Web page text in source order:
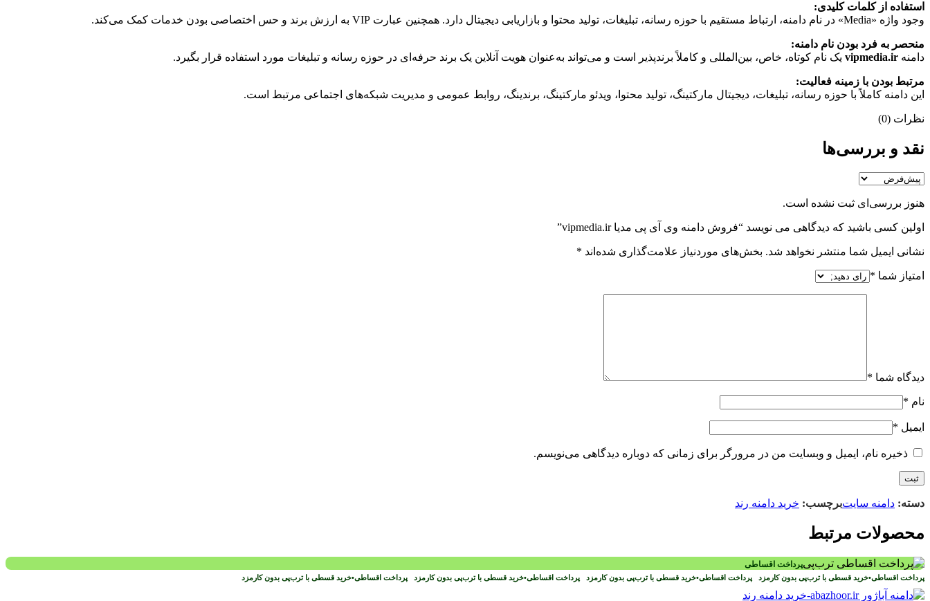
استفاده از کلمات کلیدی:
وجود واژه «Media» در نام دامنه، ارتباط مستقیم با حوزه رسانه، تبلیغات، تولید محتوا و بازاریابی دیجیتال دارد. همچنین عبارت VIP به ارزش برند و حس اختصاصی بودن خدمات کمک می‌کند.
منحصر به فرد بودن نام دامنه:
دامنه vipmedia.ir یک نام کوتاه، خاص، بین‌المللی و کاملاً برندپذیر است و می‌تواند به‌عنوان هویت آنلاین یک برند حرفه‌ای در حوزه رسانه و تبلیغات مورد استفاده قرار بگیرد.
مرتبط بودن با زمینه فعالیت:
این دامنه کاملاً با حوزه رسانه، تبلیغات، دیجیتال مارکتینگ، تولید محتوا، ویدئو مارکتینگ، برندینگ، روابط عمومی و مدیریت شبکه‌های اجتماعی مرتبط است.
نظرات (0)
نقد و بررسی‌ها
هنوز بررسی‌ای ثبت نشده است.
اولین کسی باشید که دیدگاهی می نویسد “فروش دامنه وی آی پی مدیا vipmedia.ir”
نشانی ایمیل شما منتشر نخواهد شد. بخش‌های موردنیاز علامت‌گذاری شده‌اند *
امتیاز شما *
دیدگاه شما *
نام *
ایمیل *
ذخیره نام، ایمیل و وبسایت من در مرورگر برای زمانی که دوباره دیدگاهی می‌نویسم.
دسته: دامنه سایتبرچسب: خرید دامنه رند
محصولات مرتبط
پرداخت اقساطی
پرداخت اقساطی•خرید قسطی با ترب‌پی بدون کارمزد پرداخت اقساطی•خرید قسطی با ترب‌پی بدون کارمزد پرداخت اقساطی•خرید قسطی با ترب‌پی بدون کارمزد پرداخت اقساطی•خرید قسطی با ترب‌پی بدون کارمزد